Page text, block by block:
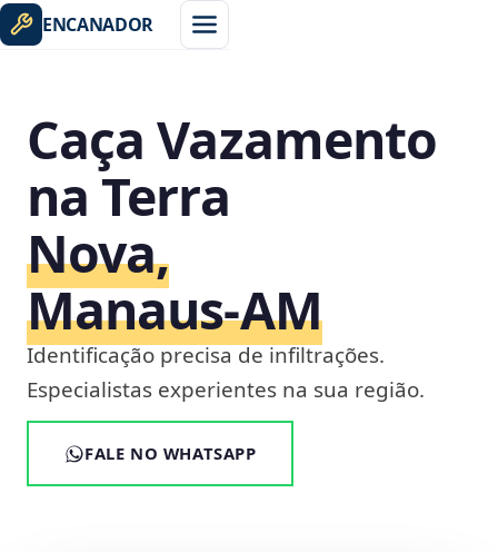
ENCANADOR
Caça Vazamento
na Terra
Nova,
Manaus‑AM
Identificação precisa de infiltrações.
Especialistas experientes na sua região.
FALE NO WHATSAPP